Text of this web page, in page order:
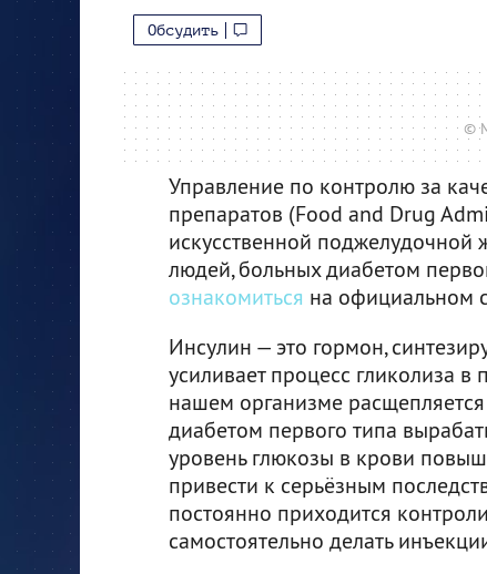
Обсудить
©
Управление по контролю за
препаратов (Food and Drug
искусственной поджелудочной
людей, больных диабетом
ознакомиться на официальном
Инсулин — это гормон,
усиливает процесс гликолиза
нашем организме
диабетом первого типа
уровень глюкозы в крови
привести к серьёзным
постоянно приходится
самостоятельно делать